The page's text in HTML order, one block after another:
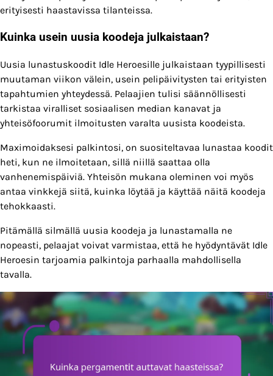
erityisesti haastavissa tilanteissa.
Kuinka usein uusia koodeja julkaistaan?
Uusia lunastuskoodit Idle Heroesille julkaistaan tyypillisesti
muutaman viikon välein, usein pelipäivitysten tai erityisten
tapahtumien yhteydessä. Pelaajien tulisi säännöllisesti
tarkistaa viralliset sosiaalisen median kanavat ja
yhteisöfoorumit ilmoitusten varalta uusista koodeista.
Maximoidaksesi palkintosi, on suositeltavaa lunastaa koodit
heti, kun ne ilmoitetaan, sillä niillä saattaa olla
vanhenemispäiviä. Yhteisön mukana oleminen voi myös
antaa vinkkejä siitä, kuinka löytää ja käyttää näitä koodeja
tehokkaasti.
Pitämällä silmällä uusia koodeja ja lunastamalla ne
nopeasti, pelaajat voivat varmistaa, että he hyödyntävät Idle
Heroesin tarjoamia palkintoja parhaalla mahdollisella
tavalla.